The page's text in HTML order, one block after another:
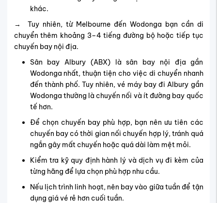
khác.
→ Tuy nhiên, từ Melbourne đến Wodonga bạn cần di
chuyển thêm khoảng 3–4 tiếng đường bộ hoặc tiếp tục
chuyến bay nội địa.
Sân bay Albury (ABX) là sân bay nội địa gần
Wodonga nhất, thuận tiện cho việc di chuyển nhanh
đến thành phố. Tuy nhiên, vé máy bay đi Albury gần
Wodonga thường là chuyến nối và ít đường bay quốc
tế hơn.
Để chọn chuyến bay phù hợp, bạn nên ưu tiên các
chuyến bay có thời gian nối chuyến hợp lý, tránh quá
ngắn gây mất chuyến hoặc quá dài làm mệt mỏi.
Kiểm tra kỹ quy định hành lý và dịch vụ đi kèm của
từng hãng để lựa chọn phù hợp nhu cầu.
Nếu lịch trình linh hoạt, nên bay vào giữa tuần để tận
dụng giá vé rẻ hơn cuối tuần.